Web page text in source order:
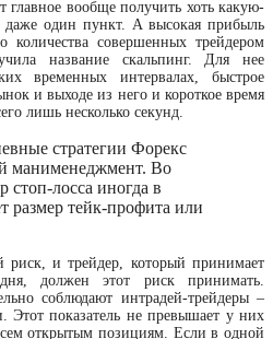
главное вообще получить хоть какую-
один пункт. А высокая прибыль
количества совершенных трейдером
название скальпинг. Для нее
временных интервалах, быстрое
и выходе из него и короткое время
лишь несколько секунд.
стратегии Форекс
манименеджмент. Во
стоп-лосса иногда в
размер тейк-профита или
риск, и трейдер, который принимает
должен этот риск принимать.
соблюдают интрадей-трейдеры –
Этот показатель не превышает у них
открытым позициям. Если в одной